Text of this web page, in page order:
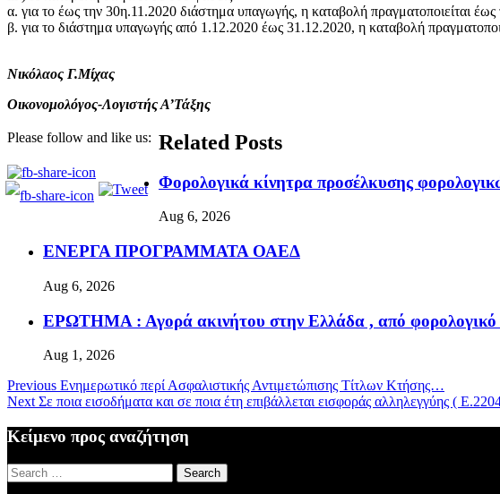
α. για το έως την 30η.11.2020 διάστημα υπαγωγής, η καταβολή πραγματοποιείται
β. για το διάστημα υπαγωγής από 1.12.2020 έως 31.12.2020, η καταβολή
Νικόλαος Γ.Μίχας
Οικονομολόγος-Λογιστής Α’Τάξης
Please follow and like us: Related Posts
Φορολογικά κίνητρα προσέλκυσης
Aug 6, 2026
ΕΝΕΡΓΑ ΠΡΟΓΡΑΜΜΑΤΑ ΟΑΕΔ
Aug 6, 2026
ΕΡΩΤΗΜΑ : Αγορά ακινήτου στην Ελλάδα , από φορολογικό
Aug 1, 2026
Previous Ενημερωτικό περί Ασφαλιστικής Αντιμετώπισης Τίτλων Κτήσης…
Next Σε ποια εισοδήματα και σε ποια έτη επιβάλλεται εισφοράς αλληλεγγύης (
Κείμενο προς αναζήτηση
Search
for: